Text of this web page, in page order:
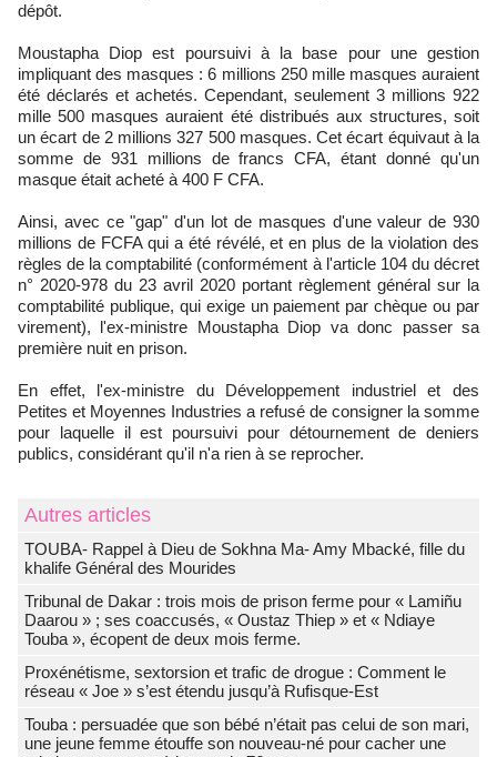
dépôt.
Moustapha Diop est poursuivi à la base pour une gestion
impliquant des masques : 6 millions 250 mille masques auraient
été déclarés et achetés. Cependant, seulement 3 millions 922
mille 500 masques auraient été distribués aux structures, soit
un écart de 2 millions 327 500 masques. Cet écart équivaut à la
somme de 931 millions de francs CFA, étant donné qu'un
masque était acheté à 400 F CFA.
Ainsi, avec ce "gap" d'un lot de masques d'une valeur de 930
millions de FCFA qui a été révélé, et en plus de la violation des
règles de la comptabilité (conformément à l'article 104 du décret
n° 2020-978 du 23 avril 2020 portant règlement général sur la
comptabilité publique, qui exige un paiement par chèque ou par
virement), l'ex-ministre Moustapha Diop va donc passer sa
première nuit en prison.
En effet, l'ex-ministre du Développement industriel et des
Petites et Moyennes Industries a refusé de consigner la somme
pour laquelle il est poursuivi pour détournement de deniers
publics, considérant qu'il n'a rien à se reprocher.
Autres articles
TOUBA- Rappel à Dieu de Sokhna Ma- Amy Mbacké, fille du
khalife Général des Mourides
Tribunal de Dakar : trois mois de prison ferme pour « Lamiñu
Daarou » ; ses coaccusés, « Oustaz Thiep » et « Ndiaye
Touba », écopent de deux mois ferme.
Proxénétisme, sextorsion et trafic de drogue : Comment le
réseau « Joe » s’est étendu jusqu’à Rufisque-Est
Touba : persuadée que son bébé n’était pas celui de son mari,
une jeune femme étouffe son nouveau-né pour cacher une